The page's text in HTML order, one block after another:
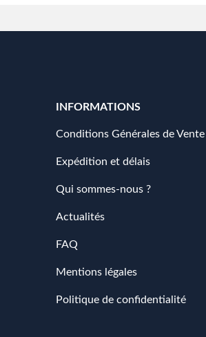
INFORMATIONS
Conditions Générales de Vente
Expédition et délais
Qui sommes-nous ?
Actualités
FAQ
Mentions légales
Politique de confidentialité